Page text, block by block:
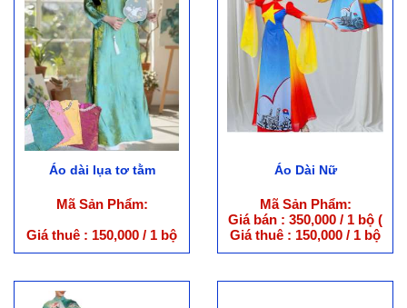
Áo dài lụa tơ tằm
Mã Sản Phẩm:
Giá thuê : 150,000 / 1 bộ
Áo Dài Nữ
Mã Sản Phẩm:
Giá bán : 350,000 / 1 bộ (
ko kèm váy )
Giá thuê : 150,000 / 1 bộ